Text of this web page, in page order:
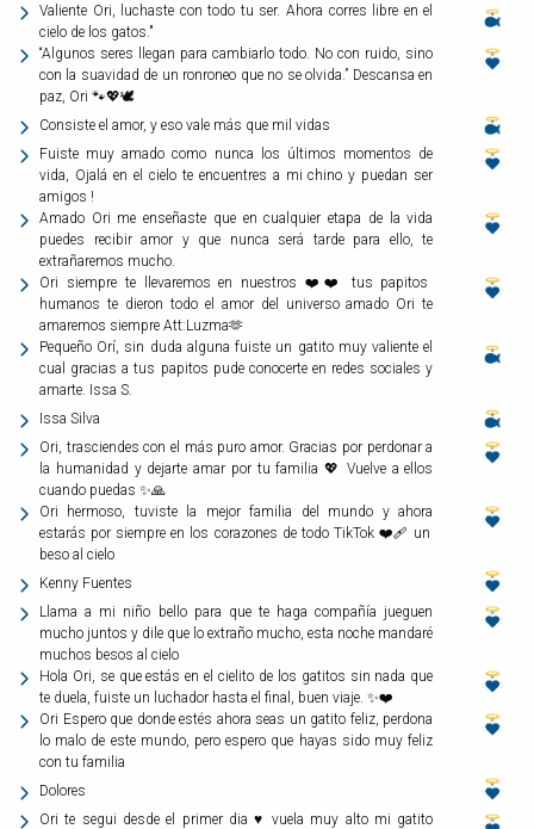
Valiente Ori, luchaste con todo tu ser. Ahora corres libre en el
cielo de los gatos."
“Algunos seres llegan para cambiarlo todo. No con ruido, sino
con la suavidad de un ronroneo que no se olvida.” Descansa en
paz, Ori 🐾💖🕊
Consiste el amor, y eso vale más que mil vidas
Fuiste muy amado como nunca los últimos momentos de
vida, Ojalá en el cielo te encuentres a mi chino y puedan ser
amigos !
Amado Ori me enseñaste que en cualquier etapa de la vida
puedes recibir amor y que nunca será tarde para ello, te
extrañaremos mucho.
Ori siempre te llevaremos en nuestros ❤️❤️ tus papitos
humanos te dieron todo el amor del universo amado Ori te
amaremos siempre Att:Luzma🫶
Pequeño Orí, sin duda alguna fuiste un gatito muy valiente el
cual gracias a tus papitos pude conocerte en redes sociales y
amarte. Issa S.
Issa Silva
Ori, trasciendes con el más puro amor. Gracias por perdonar a
la humanidad y dejarte amar por tu familia 💖 Vuelve a ellos
cuando puedas ✨🙏
Ori hermoso, tuviste la mejor familia del mundo y ahora
estarás por siempre en los corazones de todo TikTok ❤️‍🩹 un
beso al cielo
Kenny Fuentes
Llama a mi niño bello para que te haga compañía jueguen
mucho juntos y dile que lo extraño mucho, esta noche mandaré
muchos besos al cielo
Hola Ori, se que estás en el cielito de los gatitos sin nada que
te duela, fuiste un luchador hasta el final, buen viaje. ✨❤️
Ori Espero que donde estés ahora seas un gatito feliz, perdona
lo malo de este mundo, pero espero que hayas sido muy feliz
con tu familia
Dolores
Ori te segui desde el primer dia ♥️ vuela muy alto mi gatito